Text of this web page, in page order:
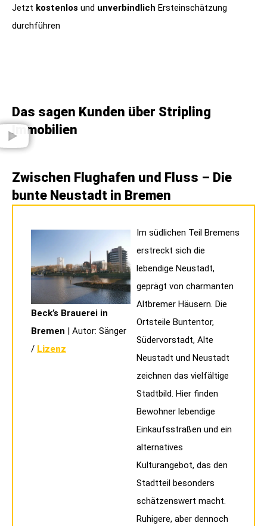
Jetzt kostenlos und unverbindlich Ersteinschätzung
durchführen
Das sagen Kunden über Stripling
Immobilien​
Zwischen Flughafen und Fluss – Die
bunte Neustadt in Bremen​
Beck’s Brauerei in
Bremen | Autor: Sänger
/ Lizenz
Im südlichen Teil Bremens
erstreckt sich die
lebendige Neustadt,
geprägt von charmanten
Altbremer Häusern. Die
Ortsteile Buntentor,
Südervorstadt, Alte
Neustadt und Neustadt
zeichnen das vielfältige
Stadtbild. Hier finden
Bewohner lebendige
Einkaufsstraßen und ein
alternatives
Kulturangebot, das den
Stadtteil besonders
schätzenswert macht.
Ruhigere, aber dennoch